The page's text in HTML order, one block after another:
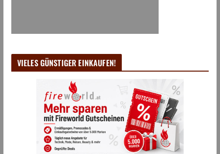
VIELES GÜNSTIGER EINKAUFEN!